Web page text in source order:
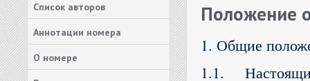
Список авторов
Аннотации номера
О номере
Положение
1. Общие
1.1.